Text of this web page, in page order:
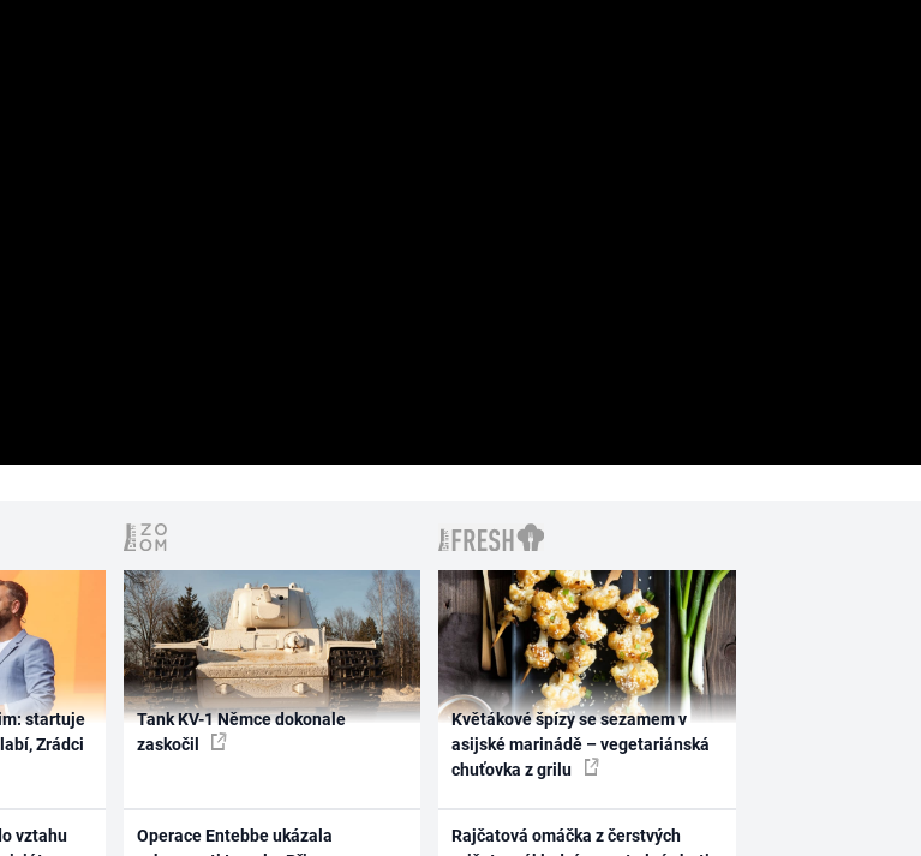
startuje
Zrádci
vztahu
Tank KV-1 Němce dokonale
zaskočil
Operace Entebbe ukázala
Květákové špízy se sezamem v
asijské marinádě – vegetariánská
chuťovka z grilu
Rajčatová omáčka z čerstvých